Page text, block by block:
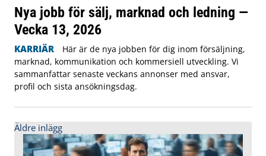
Nya jobb för sälj, marknad och ledning —
Vecka 13, 2026
KARRIÄR
Här är de nya jobben för dig inom försäljning,
marknad, kommunikation och kommersiell utveckling. Vi
sammanfattar senaste veckans annonser med ansvar,
profil och sista ansökningsdag.
Inläggsnavigering
Äldre inlägg